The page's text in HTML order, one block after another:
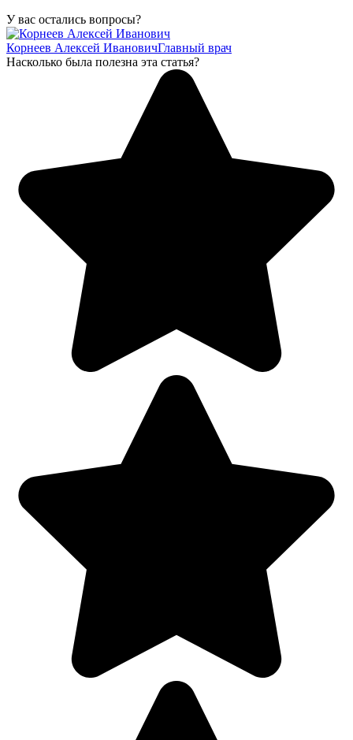
У вас остались вопросы?
Корнеев Алексей ИвановичГлавный врач
Насколько была полезна эта статья?